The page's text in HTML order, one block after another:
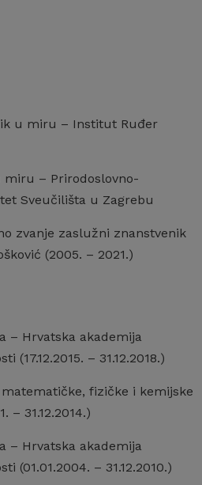
u miru – Institut Ruđer
miru – Prirodoslovno-
Sveučilišta u Zagrebu
zvanje zaslužni znanstvenik
(2005. – 2021.)
– Hrvatska akademija
(17.12.2015. – 31.12.2018.)
fizičke i kemijske
– 31.12.2014.)
– Hrvatska akademija
(01.01.2004. – 31.12.2010.)